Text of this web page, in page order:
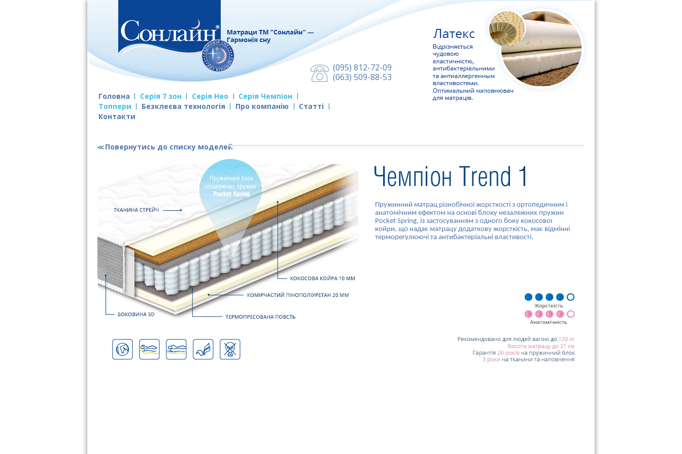
(095) 812-72-09
(063) 509-88-53
Головна Серія 7 зон Серія Нео
Серія Чемпіон
Топпери
Безклеєва технологія Про компанію
Cтатті
Контакти
Повернутись до списку моделей
Пружинний матрац різнобічної жорсткості з ортопедичним і
анатомічним ефектом на основі блоку незалежних пружин
Pocket Spring, із застосуванням з одного боку кокосової
койри, що надає матрацу додаткову жорсткість, має відмінні
терморегулюючі та антибактеріальні властивості.